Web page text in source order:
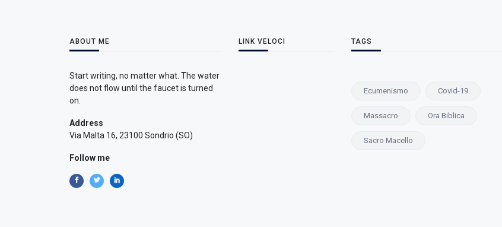
ABOUT ME
Start writing, no matter what. The water
does not flow until the faucet is turned
on.
Address
Via Malta 16, 23100 Sondrio (SO)
Follow me
LINK VELOCI TAGS
Ecumenismo Covid-19
Massacro Ora Biblica
Sacro Macello